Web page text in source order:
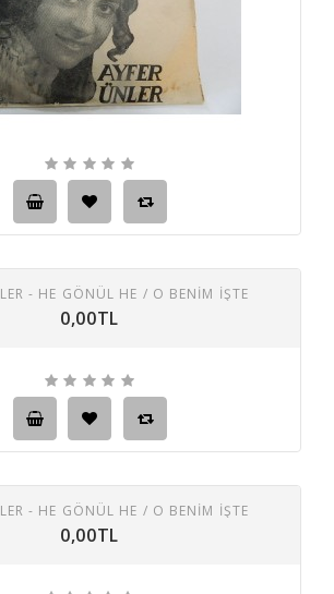
- HE GÖNÜL HE / O BENIM İŞTE
0,00TL
- HE GÖNÜL HE / O BENIM İŞTE
0,00TL